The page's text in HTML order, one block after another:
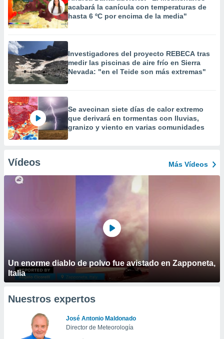
acabará la canícula con temperaturas de
hasta 6 ºC por encima de la media"
Investigadores del proyecto REBECA tras
medir las piscinas de aire frío en Sierra
Nevada: "en el Teide son más extremas"
Se avecinan siete días de calor extremo
que derivará en tormentas con lluvias,
granizo y viento en varias comunidades
Vídeos Más Vídeos
Un enorme diablo de polvo fue avistado en Zapponeta,
Italia
Nuestros expertos
José Antonio Maldonado
Director de Meteorología